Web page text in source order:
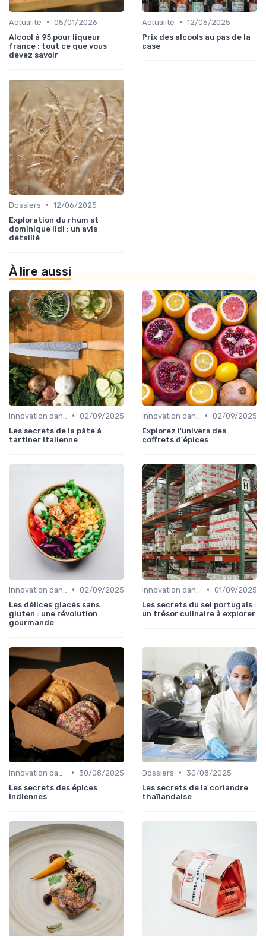
Actualité • 05/01/2026
Alcool à 95 pour liqueur
france : tout ce que vous
devez savoir
Actualité • 12/06/2025
Prix des alcools au pas de la
case
Dossiers • 12/06/2025
Exploration du rhum st
dominique lidl : un avis
détaillé
À lire aussi
• 02/09/2025
Les secrets de la pâte à
tartiner italienne
• 02/09/2025
Explorez l'univers des
coffrets d'épices
• 02/09/2025
Les délices glacés sans
gluten : une révolution
gourmande
• 01/09/2025
Les secrets du sel portugais :
un trésor culinaire à explorer
• 30/08/2025
Les secrets des épices
indiennes
Dossiers • 30/08/2025
Les secrets de la coriandre
thaïlandaise